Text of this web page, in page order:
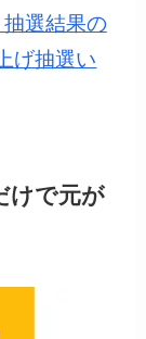
選結果の
げ抽選い
けで元が